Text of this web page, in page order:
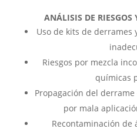
ANÁLISIS DE RIESGOS
Uso de kits de derrames
Riesgos por mezcla
químicas
Propagación del
por mala
Recontaminación de